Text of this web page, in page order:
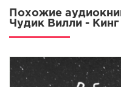
Похожие
Чудик Вилли - Кинг